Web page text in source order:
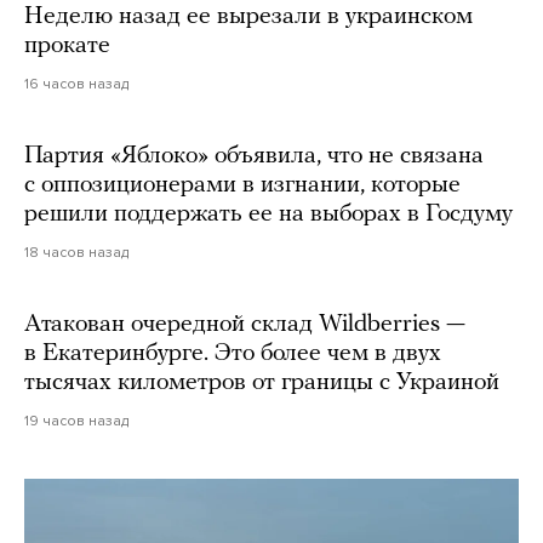
Неделю назад ее вырезали в украинском
прокате
16 часов назад
Партия «Яблоко» объявила, что не связана
с оппозиционерами в изгнании, которые
решили поддержать ее на выборах в Госдуму
18 часов назад
Атакован очередной склад Wildberries —
в Екатеринбурге. Это более чем в двух
тысячах километров от границы с Украиной
19 часов назад